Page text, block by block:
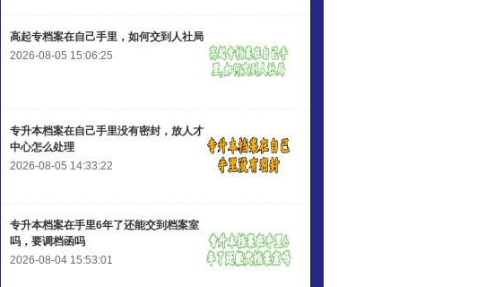
高起专档案在自己手里，如何交到人社局
2026-08-05 15:06:25
专升本档案在自己手里没有密封，放人才
中心怎么处理
2026-08-05 14:33:22
专升本档案在手里6年了还能交到档案室
吗，要调档函吗
2026-08-04 15:53:01